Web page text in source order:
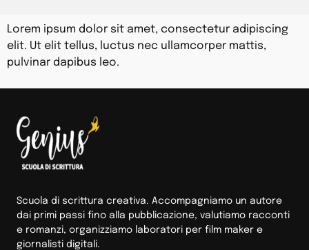
Lorem ipsum dolor sit amet, consectetur adipiscing
elit. Ut elit tellus, luctus nec ullamcorper mattis,
pulvinar dapibus leo.
Scuola di scrittura creativa. Accompagniamo un autore
dai primi passi fino alla pubblicazione, valutiamo racconti
e romanzi, organizziamo laboratori per film maker e
giornalisti digitali.